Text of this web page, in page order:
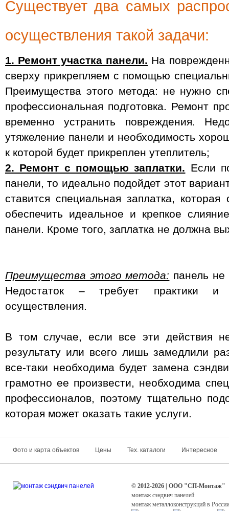
Существует два самых
осуществления такой задачи:
1. Ремонт участка панели. На
сверху прикрепляем с помощью
Преимущества этого метода: не нужно
профессиональная подготовка. Ремонт
временно устранить повреждения.
утяжеление панели и необходимость
к которой будет прикреплен утеплитель;
2. Ремонт с помощью заплатки. Если
панели, то идеально подойдет этот
ставится специальная заплатка,
обеспечить идеальное и крепкое
панели. Кроме того, заплатка не должна
Преимущества этого метода: панель не
Недостаток – требует практики
осуществления.
В том случае, если все эти действия
результату или всего лишь замедлили
все-таки необходима будет замена
грамотно ее произвести, необходима
профессионалов, поэтому тщательно
которая может оказать такие услуги.
Фото и карта объектов Цены Тех. каталоги Интересное
© 2012-2026 | ООО "СП-Монтаж"
монтаж сэндвич панелей
монтаж металлоконструкций в России